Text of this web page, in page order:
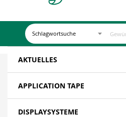
AKTUELLES
APPLICATION TAPE
DISPLAYSYSTEME